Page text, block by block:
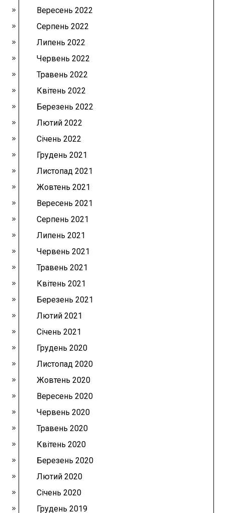
Вересень 2022
Серпень 2022
Липень 2022
Червень 2022
Травень 2022
Квітень 2022
Березень 2022
Лютий 2022
Січень 2022
Грудень 2021
Листопад 2021
Жовтень 2021
Вересень 2021
Серпень 2021
Липень 2021
Червень 2021
Травень 2021
Квітень 2021
Березень 2021
Лютий 2021
Січень 2021
Грудень 2020
Листопад 2020
Жовтень 2020
Вересень 2020
Червень 2020
Травень 2020
Квітень 2020
Березень 2020
Лютий 2020
Січень 2020
Грудень 2019